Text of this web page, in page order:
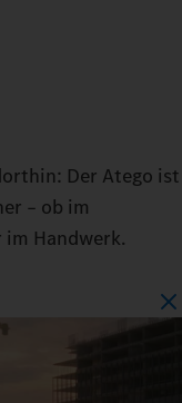
Der Atego ist
– ob im
Handwerk.